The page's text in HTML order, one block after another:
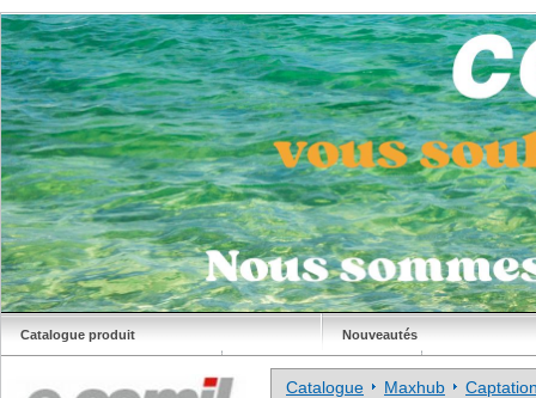
Catalogue produit Nouveautés
Site Comil
Catalogue Maxhub